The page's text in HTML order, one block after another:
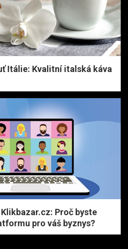
Itálie: Kvalitní italská káva
Proč byste
pro váš byznys?